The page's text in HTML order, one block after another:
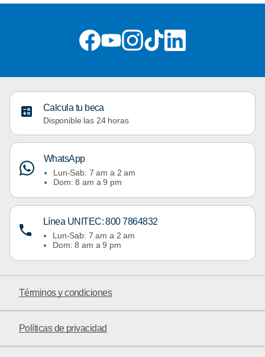
Calcula tu beca
Disponible las 24 horas
WhatsApp
Lun-Sab: 7 am a 2 am
Dom: 8 am a 9 pm
Línea UNITEC: 800 7864832
Lun-Sab: 7 am a 2 am
Dom: 8 am a 9 pm
Términos y condiciones
Políticas de privacidad